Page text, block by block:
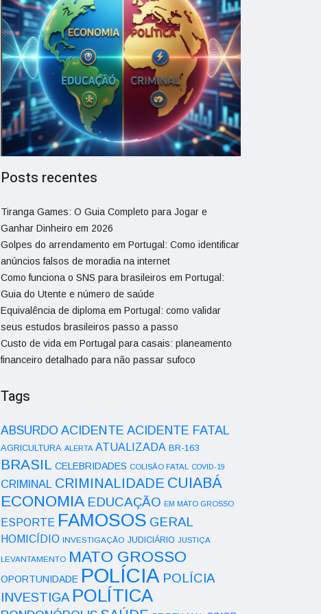
Posts recentes
Tiranga Games: O Guia Completo para Jogar e
Ganhar Dinheiro em 2026
Golpes do arrendamento em Portugal: Como identificar
anúncios falsos de moradia na internet
Como funciona o SNS para brasileiros em Portugal:
Guia do Utente e número de saúde
Equivalência de diploma em Portugal: como validar
seus estudos brasileiros passo a passo
Custo de vida em Portugal para casais: planeamento
financeiro detalhado para não passar sufoco
Tags
ABSURDO ACIDENTE ACIDENTE FATAL
AGRICULTURA ALERTA ATUALIZADA BR-163
BRASIL CELEBRIDADES COLISÃO FATAL COVID-19
CRIMINAL CRIMINALIDADE CUIABÁ
ECONOMIA EDUCAÇÃO EM MATO GROSSO
ESPORTE FAMOSOS GERAL
HOMICÍDIO INVESTIGAÇÃO JUDICIÁRIO JUSTIÇA
LEVANTAMENTO MATO GROSSO
OPORTUNIDADE POLÍCIA POLÍCIA
INVESTIGA POLÍTICA